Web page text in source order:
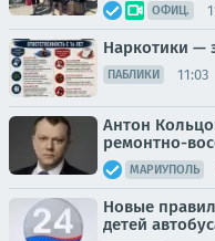
ОФИЦ.
Наркотики —
ПАБЛИКИ 11:03
Антон
ремонтно-
МАРИУПОЛЬ
Новые
детей